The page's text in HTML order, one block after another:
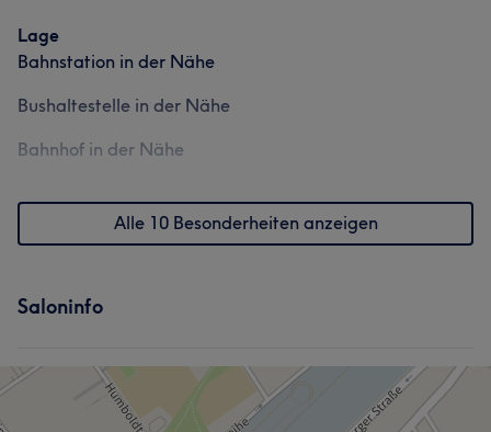
Lage
Bahnstation in der Nähe
Bushaltestelle in der Nähe
Bahnhof in der Nähe
Alle 10 Besonderheiten anzeigen
Saloninfo